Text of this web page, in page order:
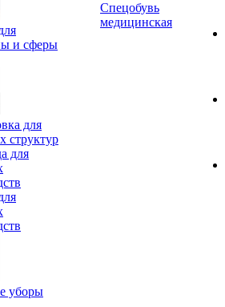
и сферы
для
структур
уборы
Спецобувь
медицинская